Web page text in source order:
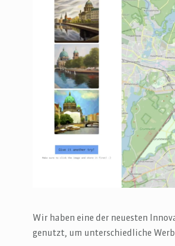
Wir haben eine der neuesten
genutzt, um unterschiedliche